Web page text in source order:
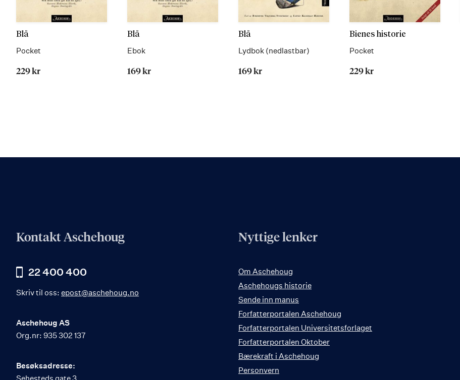
Blå
Pocket
229 kr
Blå
Ebok
169 kr
Blå
Lydbok (nedlastbar)
169 kr
Bienes historie
Pocket
229 kr
Kontakt Aschehoug
22 400 400
Skriv til oss: epost@aschehoug.no
Aschehoug AS
Org.nr: 935 302 137
Besøksadresse:
Nyttige lenker
Om Aschehoug
Aschehougs historie
Sende inn manus
Forfatterportalen Aschehoug
Forfatterportalen Universitetsforlaget
Forfatterportalen Oktober
Bærekraft i Aschehoug
Personvern